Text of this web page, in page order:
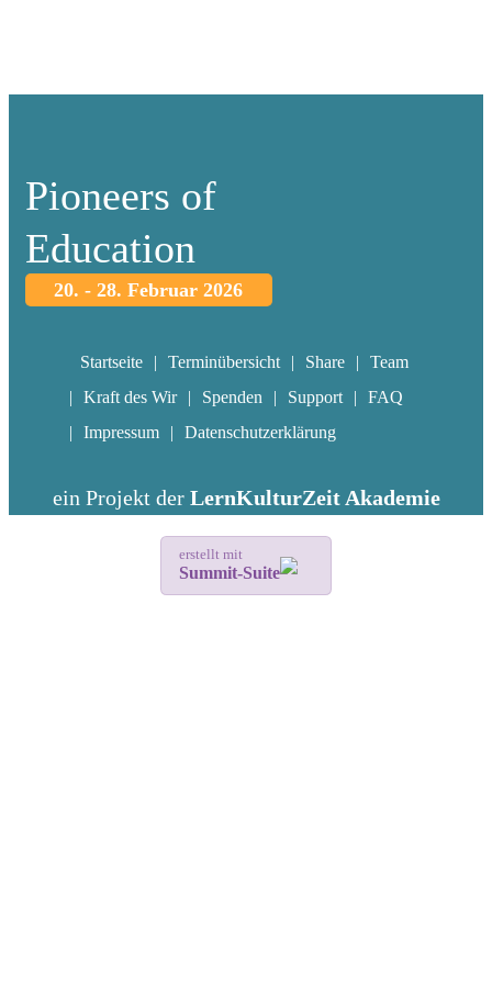
Pioneers of
Education
20. - 28. Februar 2026
Startseite Terminübersicht Share
Team
Kraft des Wir
Spenden Support
FAQ
Impressum
Datenschutzerklärung
ein Projekt der LernKulturZeit Akademie
erstellt mit
Summit-Suite